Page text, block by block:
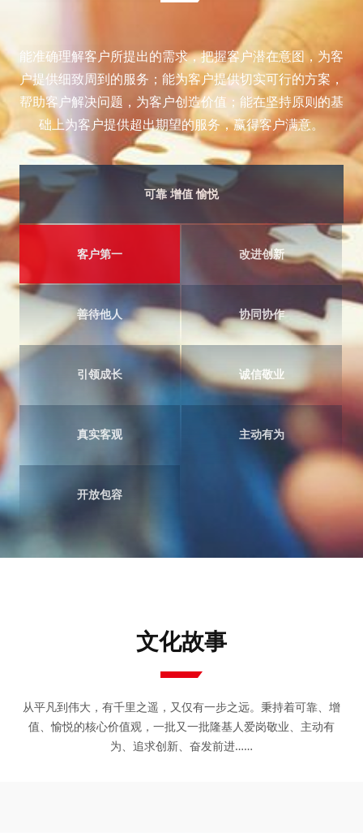
可靠 增值 愉悦
客户第一 改进创新
善待他人 协同协作
引领成长 诚信敬业
真实客观 主动有为
开放包容
能准确理解客户所提出的需求，把握客户潜在意图，为客
户提供细致周到的服务；能为客户提供切实可行的方案，
帮助客户解决问题，为客户创造价值；能在坚持原则的基
础上为客户提供超出期望的服务，赢得客户满意。
文化故事
从平凡到伟大，有千里之遥，又仅有一步之远。秉持着可靠、增
值、愉悦的核心价值观，一批又一批隆基人爱岗敬业、主动有
为、追求创新、奋发前进……